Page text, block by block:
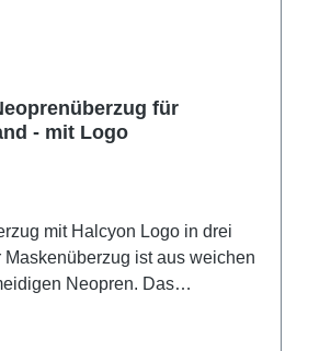
für
- mit Logo
mit Halcyon Logo in drei
Maskenüberzug ist aus weichen
Neopren. Das